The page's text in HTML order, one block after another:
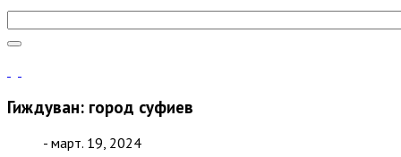
Гиждуван: город суфиев
- март. 19, 2024